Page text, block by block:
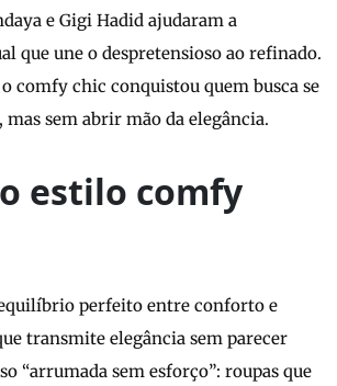
e Gigi Hadid ajudaram a
que une o despretensioso ao refinado.
o comfy chic conquistou quem busca se
sem abrir mão da elegância.
estilo comfy
perfeito entre conforto e
transmite elegância sem parecer
“arrumada sem esforço”: roupas que